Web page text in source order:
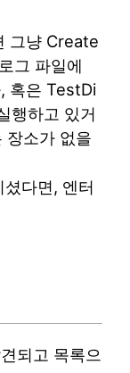
그냥 Create
그 파일에
혹은 TestDi
행하고 있거
장소가 없을
다면, 엔터
되고 목록으